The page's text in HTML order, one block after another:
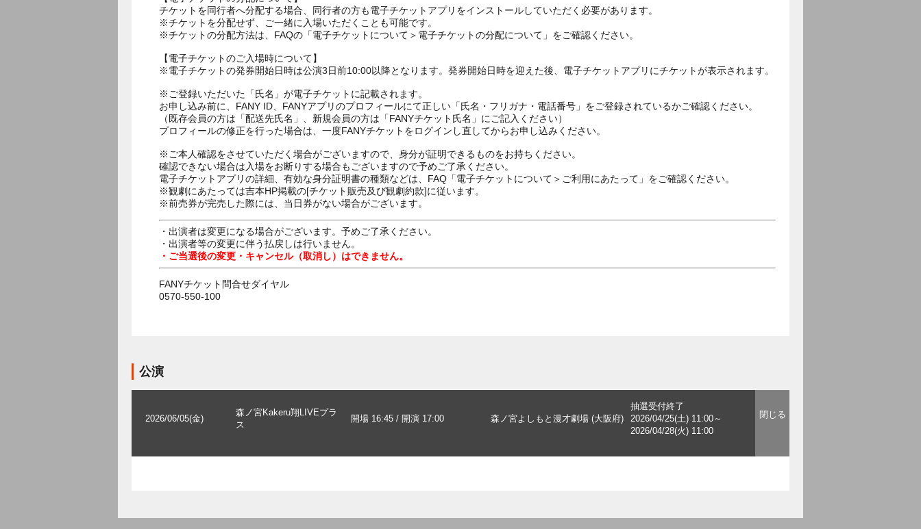
チケットを同行者へ分配する場合、同行者の方も電子チケットアプリをインストールしていただく必要があります。
※チケットを分配せず、ご一緒に入場いただくことも可能です。
※チケットの分配方法は、FAQの「電子チケットについて＞電子チケットの分配について」をご確認ください。
【電子チケットのご入場時について】
※電子チケットの発券開始日時は公演3日前10:00以降となります。発券開始日時を迎えた後、電子チケットアプリにチケットが表示されます。
※ご登録いただいた「氏名」が電子チケットに記載されます。
お申し込み前に、FANY ID、FANYアプリのプロフィールにて正しい「氏名・フリガナ・電話番号」をご登録されているかご確認ください。
（既存会員の方は「配送先氏名」、新規会員の方は「FANYチケット氏名」にご記入ください）
プロフィールの修正を行った場合は、一度FANYチケットをログインし直してからお申し込みください。
※ご本人確認をさせていただく場合がございますので、身分が証明できるものをお持ちください。
確認できない場合は入場をお断りする場合もございますので予めご了承ください。
電子チケットアプリの詳細、有効な身分証明書の種類などは、FAQ「電子チケットについて＞ご利用にあたって」をご確認ください。
※観劇にあたっては吉本HP掲載の[チケット販売及び観劇約款]に従います。
※前売券が完売した際には、当日券がない場合がございます。
・出演者は変更になる場合がございます。予めご了承ください。
・出演者等の変更に伴う払戻しは行いません。
・ご当選後の変更・キャンセル（取消し）はできません。
FANYチケット問合せダイヤル
0570-550-100
公演
2026/06/05(金)
森ノ宮Kakeru翔LIVEプラ
ス
開場 16:45 / 開演 17:00 森ノ宮よしもと漫才劇場 (大阪府)
抽選受付終了
2026/04/25(土) 11:00～
2026/04/28(火) 11:00